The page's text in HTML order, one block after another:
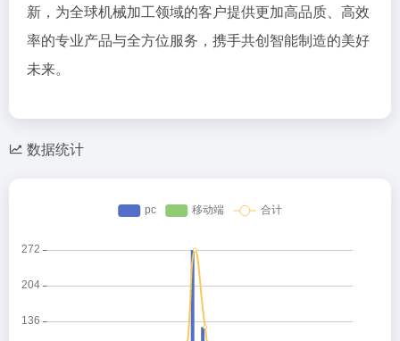
新，为全球机械加工领域的客户提供更加高品质、高效
率的专业产品与全方位服务，携手共创智能制造的美好
未来。
数据统计